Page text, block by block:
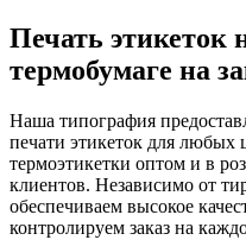
Печать этикеток
термобумаге на
Наша типография
печати этикеток для
термоэтикетки оптом и в
клиентов. Независимо от
обеспечиваем высокое
контролируем заказ на